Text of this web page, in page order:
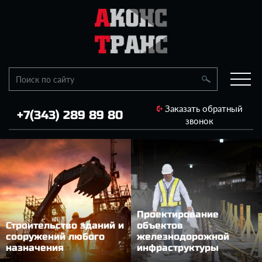
+7(343) 289 89 80
Заказать обратный
звонок
Строительство зданий и
сооружений любого
назначения
Проектирование
объектов
железнодорожной
инфраструктуры